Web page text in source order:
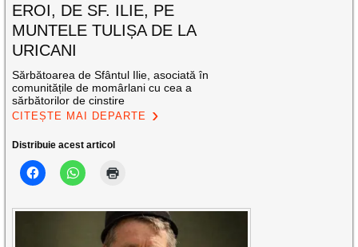
EROI, DE SF. ILIE, PE
MUNTELE TULIȘA DE LA
URICANI
Sărbătoarea de Sfântul Ilie, asociată în
comunitățile de momârlani cu cea a
sărbătorilor de cinstire
CITEȘTE MAI DEPARTE
Distribuie acest articol